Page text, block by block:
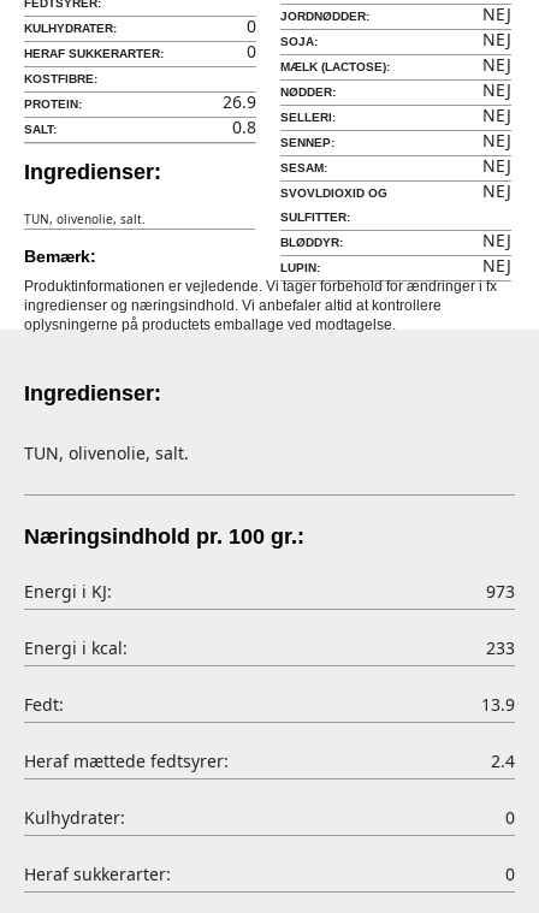
FEDTSYRER:
KULHYDRATER:
0
HERAF SUKKERARTER: 0
KOSTFIBRE:
PROTEIN:
26.9
SALT: 0.8
Ingredienser:
TUN, olivenolie, salt.
JORDNØDDER: NEJ
SOJA: NEJ
MÆLK (LACTOSE): NEJ
NØDDER: NEJ
SELLERI: NEJ
SENNEP: NEJ
SESAM: NEJ
SVOVLDIOXID OG
SULFITTER:
NEJ
BLØDDYR: NEJ
LUPIN: NEJ
Bemærk:
Produktinformationen er vejledende. Vi tager forbehold for ændringer i fx
ingredienser og næringsindhold. Vi anbefaler altid at kontrollere
oplysningerne på productets emballage ved modtagelse.
Ingredienser:
TUN, olivenolie, salt.
Næringsindhold pr. 100 gr.:
Energi i KJ: 973
Energi i kcal: 233
Fedt: 13.9
Heraf mættede fedtsyrer: 2.4
Kulhydrater: 0
Heraf sukkerarter: 0